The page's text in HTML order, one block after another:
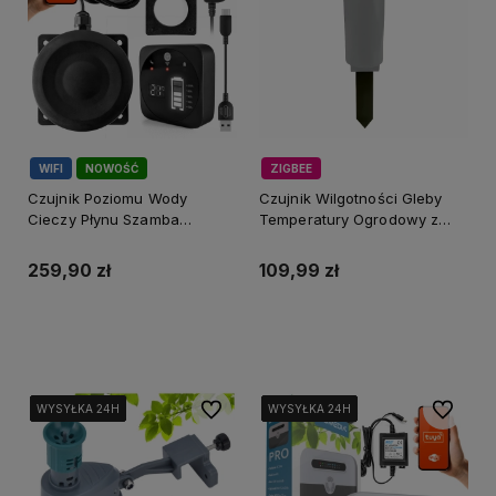
NOWOŚĆ
WIFI
Czujnik Poziomu Wody
Cieczy Płynu Szamba
IP65
259,90 zł
ZIGBEE
Czujnik Wilgotności Gleby
Temperatury Ogrodowy z
109,99 zł
WYSYŁKA 24H
WYSYŁKA 24H
WYSYŁKA 24H
WYSYŁKA 24H
WYSYŁKA 24H
WYSYŁKA 24H Do ulubionychWYSYŁKA 24H
WYSYŁKA 24H
WYSYŁKA 24H
WYSYŁKA 24H
WYSYŁKA 24H
WYSYŁKA 24H Do